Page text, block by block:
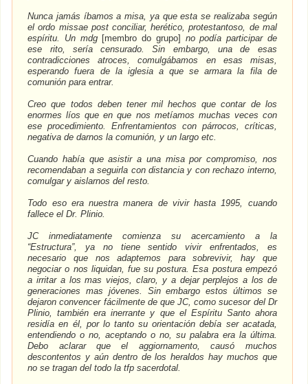
Nunca jamás íbamos a misa, ya que esta se realizaba según
el ordo missae post conciliar, herético, protestantoso, de mal
espíritu. Un mdg [membro do grupo] no podía participar de
ese rito, sería censurado. Sin embargo, una de esas
contradicciones atroces, comulgábamos en esas misas,
esperando fuera de la iglesia a que se armara la fila de
comunión para entrar.
Creo que todos deben tener mil hechos que contar de los
enormes líos que en que nos metíamos muchas veces con
ese procedimiento. Enfrentamientos con párrocos, críticas,
negativa de darnos la comunión, y un largo etc.
Cuando había que asistir a una misa por compromiso, nos
recomendaban a seguirla con distancia y con rechazo interno,
comulgar y aislarnos del resto.
Todo eso era nuestra manera de vivir hasta 1995, cuando
fallece el Dr. Plinio.
JC inmediatamente comienza su acercamiento a la
“Estructura”, ya no tiene sentido vivir enfrentados, es
necesario que nos adaptemos para sobrevivir, hay que
negociar o nos liquidan, fue su postura. Esa postura empezó
a irritar a los mas viejos, claro, y a dejar perplejos a los de
generaciones mas jóvenes. Sin embargo estos últimos se
dejaron convencer fácilmente de que JC, como sucesor del Dr
Plinio, también era inerrante y que el Espíritu Santo ahora
residía en él, por lo tanto su orientación debía ser acatada,
entendiendo o no, aceptando o no, su palabra era la última.
Debo aclarar que el aggiornamento, causó muchos
descontentos y aún dentro de los heraldos hay muchos que
no se tragan del todo la tfp sacerdotal.